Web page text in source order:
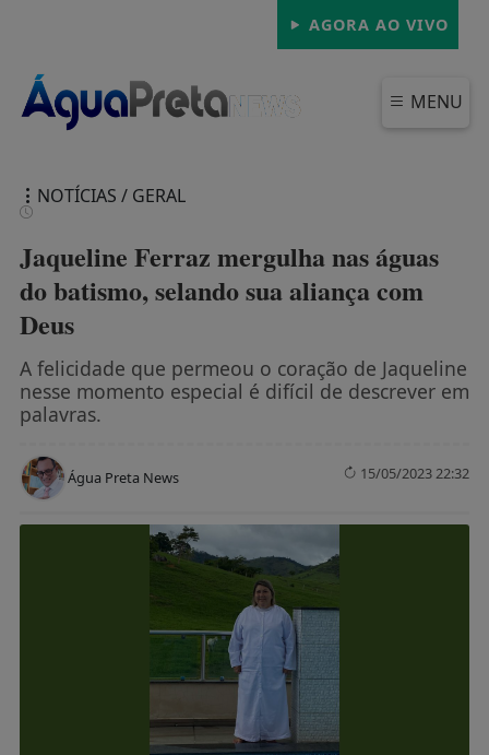
AGORA AO VIVO
MENU
NOTÍCIAS / GERAL
Jaqueline Ferraz mergulha nas águas
do batismo, selando sua aliança com
Deus
A felicidade que permeou o coração de Jaqueline
nesse momento especial é difícil de descrever em
palavras.
Água Preta News 15/05/2023 22:32